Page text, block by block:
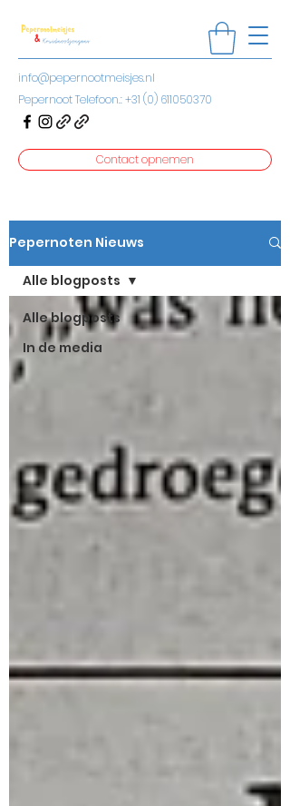
info@pepernootmeisjes.nl
Pepernoot Telefoon.:+31 (0) 611050370
Contact opnemen
Pepernoten Nieuws
Alle blogposts
In de media
Alle blogposts